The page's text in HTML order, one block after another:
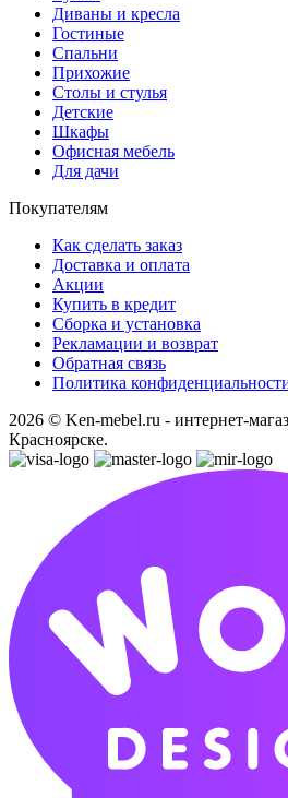
Диваны и кресла
Гостиные
Спальни
Прихожие
Столы и стулья
Детские
Шкафы
Офисная мебель
Для дачи
Покупателям
Как сделать заказ
Доставка и оплата
Акции
Купить в кредит
Сборка и установка
Рекламации и возврат
Обратная связь
Политика
2026 © Ken-mebel.ru - интернет-
Красноярске.